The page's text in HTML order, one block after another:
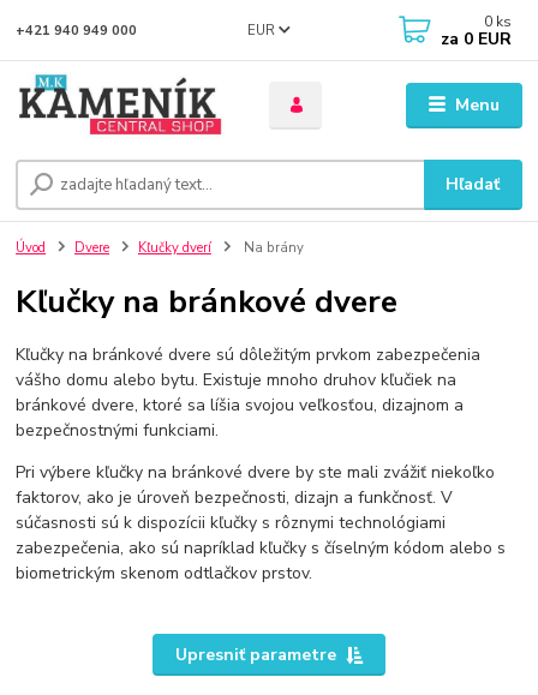
Menu
EUR
Hľadať
+421 940 949 000 0 ks
za 0 EUR
Úvod Dvere Kľučky dverí Na brány
Kľučky na bránkové dvere
Kľučky na bránkové dvere sú dôležitým prvkom zabezpečenia
vášho domu alebo bytu. Existuje mnoho druhov kľučiek na
bránkové dvere, ktoré sa líšia svojou veľkosťou, dizajnom a
bezpečnostnými funkciami.
Pri výbere kľučky na bránkové dvere by ste mali zvážiť niekoľko
faktorov, ako je úroveň bezpečnosti, dizajn a funkčnosť. V
súčasnosti sú k dispozícii kľučky s rôznymi technológiami
zabezpečenia, ako sú napríklad kľučky s číselným kódom alebo s
biometrickým skenom odtlačkov prstov.
Upresniť parametre